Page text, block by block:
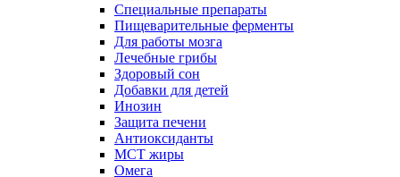
Специальные препараты
Пищеварительные ферменты
Для работы мозга
Лечебные грибы
Здоровый сон
Добавки для детей
Инозин
Защита печени
Антиоксиданты
МСТ жиры
Омега